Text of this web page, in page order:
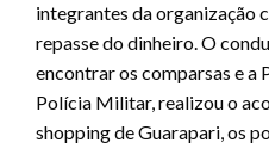
integrantes da organização
repasse do dinheiro. O
encontrar os comparsas e a
Polícia Militar, realizou o
shopping de Guarapari, os